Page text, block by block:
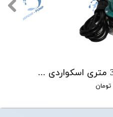
پمپ کفکش 1 اینچ 32 متری اسکواردی SQUARD مدل IC1.5-32-0.75